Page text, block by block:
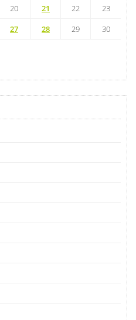
20 21 22
23
27 28 29
30